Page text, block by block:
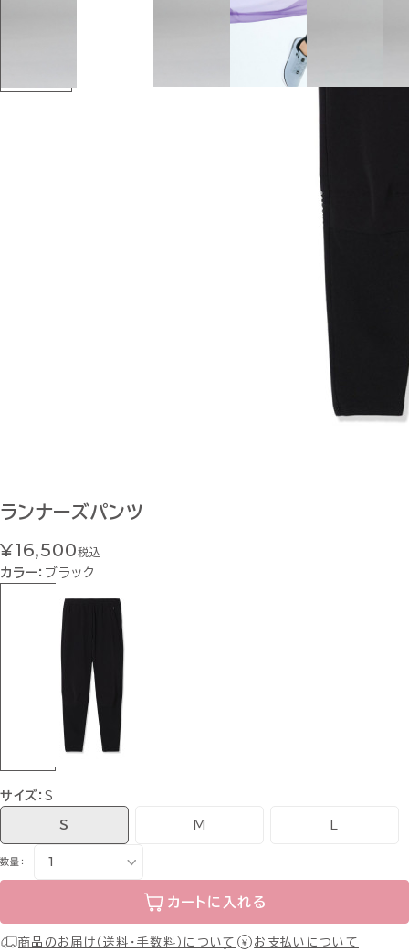
ランナーズパンツ
¥16,500税込
カラー： ブラック
サイズ：S
S M
数量：
カートに入れる
商品のお届け（送料・手数料）について お支払いについて